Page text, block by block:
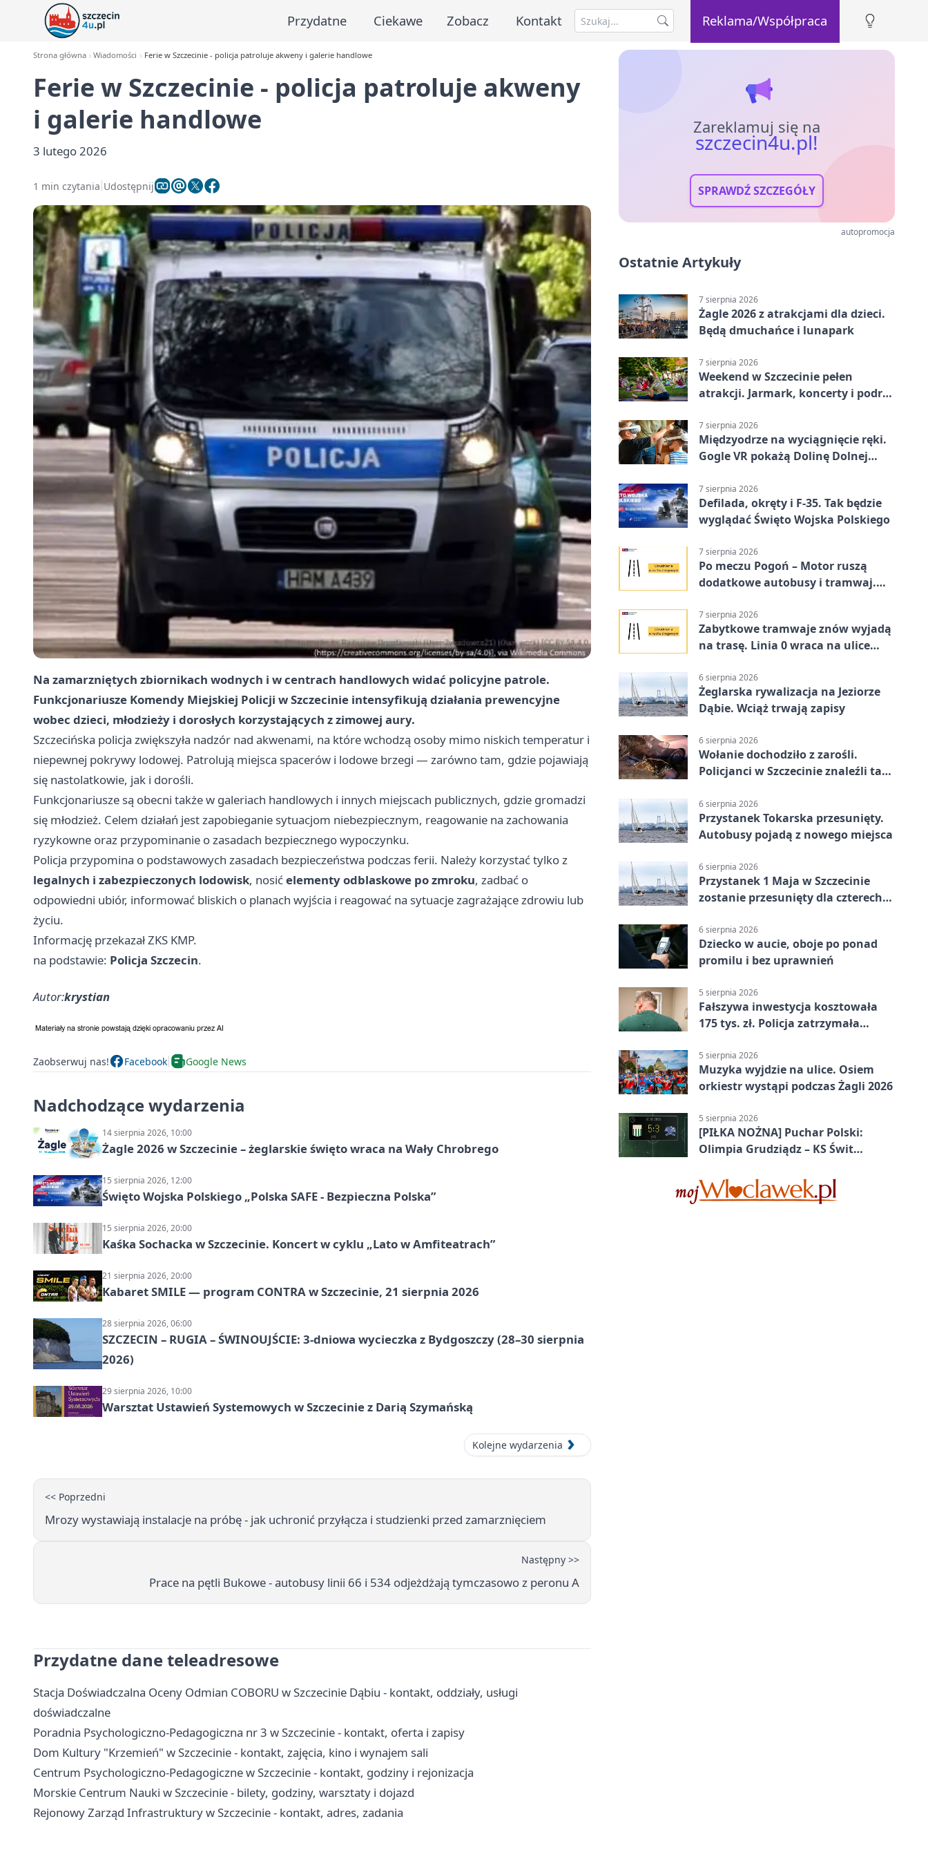
Przydatne Ciekawe Zobacz Kontakt Reklama/Współpraca
Strona główna Wiadomości Ferie w Szczecinie - policja patroluje akweny i galerie handlowe
Ferie w Szczecinie - policja patroluje akweny
i galerie handlowe
3 lutego 2026
1 min czytania Udostępnij
Na zamarzniętych zbiornikach wodnych i w centrach handlowych widać policyjne patrole.
Funkcjonariusze Komendy Miejskiej Policji w Szczecinie intensyfikują działania prewencyjne
wobec dzieci, młodzieży i dorosłych korzystających z zimowej aury.
Szczecińska policja zwiększyła nadzór nad akwenami, na które wchodzą osoby mimo niskich temperatur i
niepewnej pokrywy lodowej. Patrolują miejsca spacerów i lodowe brzegi — zarówno tam, gdzie pojawiają
się nastolatkowie, jak i dorośli.
Funkcjonariusze są obecni także w galeriach handlowych i innych miejscach publicznych, gdzie gromadzi
się młodzież. Celem działań jest zapobieganie sytuacjom niebezpiecznym, reagowanie na zachowania
ryzykowne oraz przypominanie o zasadach bezpiecznego wypoczynku.
Policja przypomina o podstawowych zasadach bezpieczeństwa podczas ferii. Należy korzystać tylko z
legalnych i zabezpieczonych lodowisk, nosićelementy odblaskowe po zmroku, zadbać o
odpowiedni ubiór, informować bliskich o planach wyjścia i reagować na sytuacje zagrażające zdrowiu lub
życiu.
Informację przekazał ZKS KMP.
na podstawie: Policja Szczecin.
Autor:krystian
Zaobserwuj nas! Facebook Google News
Nadchodzące wydarzenia
14 sierpnia 2026, 10:00
Żagle 2026 w Szczecinie – żeglarskie święto wraca na Wały Chrobrego
15 sierpnia 2026, 12:00
Święto Wojska Polskiego „Polska SAFE - Bezpieczna Polska”
15 sierpnia 2026, 20:00
Kaśka Sochacka w Szczecinie. Koncert w cyklu „Lato w Amfiteatrach”
21 sierpnia 2026, 20:00
Kabaret SMILE — program CONTRA w Szczecinie, 21 sierpnia 2026
28 sierpnia 2026, 06:00
SZCZECIN – RUGIA – ŚWINOUJŚCIE: 3-dniowa wycieczka z Bydgoszczy (28–30 sierpnia
2026)
29 sierpnia 2026, 10:00
Warsztat Ustawień Systemowych w Szczecinie z Darią Szymańską
Kolejne wydarzenia
<< Poprzedni
Mrozy wystawiają instalacje na próbę - jak uchronić przyłącza i studzienki przed zamarznięciem
Następny >>
Prace na pętli Bukowe - autobusy linii 66 i 534 odjeżdżają tymczasowo z peronu A
Przydatne dane teleadresowe
Stacja Doświadczalna Oceny Odmian COBORU w Szczecinie Dąbiu - kontakt, oddziały, usługi
doświadczalne
Poradnia Psychologiczno-Pedagogiczna nr 3 w Szczecinie - kontakt, oferta i zapisy
Dom Kultury "Krzemień" w Szczecinie - kontakt, zajęcia, kino i wynajem sali
Centrum Psychologiczno-Pedagogiczne w Szczecinie - kontakt, godziny i rejonizacja
Morskie Centrum Nauki w Szczecinie - bilety, godziny, warsztaty i dojazd
Rejonowy Zarząd Infrastruktury w Szczecinie - kontakt, adres, zadania
Zareklamuj się na
szczecin4u.pl!
SPRAWDŹ SZCZEGÓŁY
autopromocja
Ostatnie Artykuły
7 sierpnia 2026
Żagle 2026 z atrakcjami dla dzieci.
Będą dmuchańce i lunapark
7 sierpnia 2026
Weekend w Szczecinie pełen
atrakcji. Jarmark, koncerty i podróż
7 sierpnia 2026
Międzyodrze na wyciągnięcie ręki.
Gogle VR pokażą Dolinę Dolnej
7 sierpnia 2026
Defilada, okręty i F-35. Tak będzie
wyglądać Święto Wojska Polskiego
7 sierpnia 2026
Po meczu Pogoń – Motor ruszą
dodatkowe autobusy i tramwaj.
7 sierpnia 2026
Zabytkowe tramwaje znów wyjadą
na trasę. Linia 0 wraca na ulice
6 sierpnia 2026
Żeglarska rywalizacja na Jeziorze
Dąbie. Wciąż trwają zapisy
6 sierpnia 2026
Wołanie dochodziło z zarośli.
Policjanci w Szczecinie znaleźli tam
6 sierpnia 2026
Przystanek Tokarska przesunięty.
Autobusy pojadą z nowego miejsca
6 sierpnia 2026
Przystanek 1 Maja w Szczecinie
zostanie przesunięty dla czterech
6 sierpnia 2026
Dziecko w aucie, oboje po ponad
promilu i bez uprawnień
5 sierpnia 2026
Fałszywa inwestycja kosztowała
175 tys. zł. Policja zatrzymała
5 sierpnia 2026
Muzyka wyjdzie na ulice. Osiem
orkiestr wystąpi podczas Żagli 2026
5 sierpnia 2026
[PIŁKA NOŻNA] Puchar Polski:
Olimpia Grudziądz – KS Świt
stracił dwubramkowe prowadzenie